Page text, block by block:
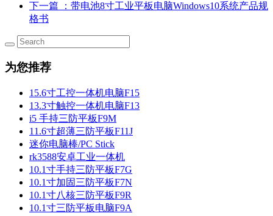
下一篇
：带电池8寸工业平板电脑Windows10系统产品规
格书
为您推荐
15.6寸工控一体机电脑F15
13.3寸触控一体机电脑F13
i5 手持三防平板F9M
11.6寸超薄三防平板F11J
迷你电脑棒/PC Stick
rk3588安卓工业一体机
10.1寸手持三防平板F7G
10.1寸加固三防平板F7N
10.1寸八核三防平板F9R
10.1寸三防平板电脑F9A